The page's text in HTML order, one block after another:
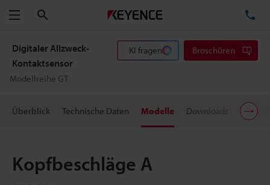
Menü
Digitaler Allzweck-
Kontaktsensor
Modellreihe GT
KI fragen Broschüren
Überblick Technische Daten Modelle Downloads
Kopfbeschläge A